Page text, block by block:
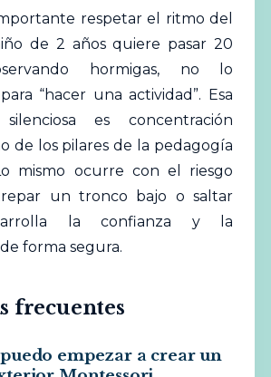
respetar el ritmo del
de 2 años quiere pasar 20
hormigas, no lo
“hacer una actividad”. Esa
silenciosa es concentración
de los pilares de la pedagogía
mismo ocurre con el riesgo
un tronco bajo o saltar
la confianza y la
forma segura.
frecuentes
empezar a crear un